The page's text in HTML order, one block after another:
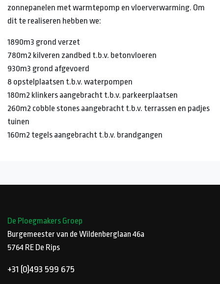
zonnepanelen met warmtepomp en vloerverwarming. Om
dit te realiseren hebben we:
1890m3 grond verzet
780m2 kilveren zandbed t.b.v. betonvloeren
930m3 grond afgevoerd
8 opstelplaatsen t.b.v. waterpompen
180m2 klinkers aangebracht t.b.v. parkeerplaatsen
260m2 cobble stones aangebracht t.b.v. terrassen en padjes
tuinen
160m2 tegels aangebracht t.b.v. brandgangen
De Ploegmakers Groep
Burgemeester van de Wildenberglaan 46a
5764 RE De Rips
+31 (0)493 599 675